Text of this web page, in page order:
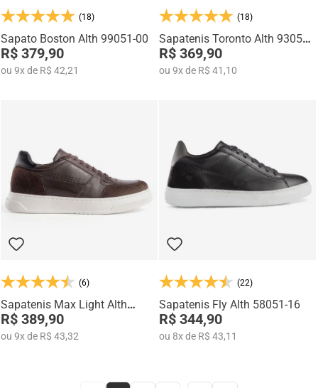
(18)
Sapato Boston Alth 99051-00
R$ 379,90
ou 9xde R$ 42,21
(18)
Sapatenis Toronto Alth 93051-
13
R$ 369,90
ou 9xde R$ 41,10
(6)
Sapatenis Max Light Alth
3751-01
R$ 389,90
ou 9xde R$ 43,32
(22)
Sapatenis Fly Alth 58051-16
R$ 344,90
ou 8xde R$ 43,11